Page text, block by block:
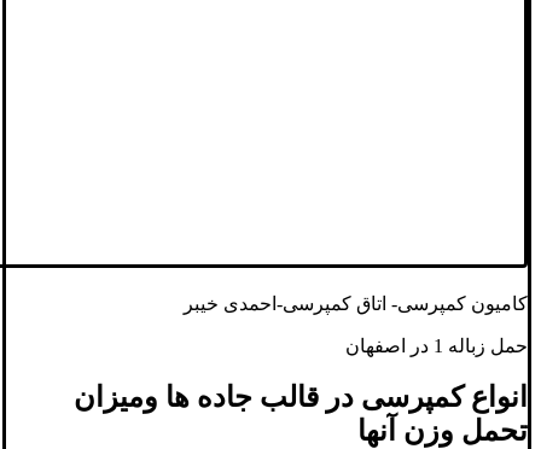
کامیون کمپرسی- اتاق کمپرسی-احمدی خیبر
حمل زباله 1 در اصفهان
انواع کمپرسی در قالب جاده ها ومیزان
تحمل وزن آنها